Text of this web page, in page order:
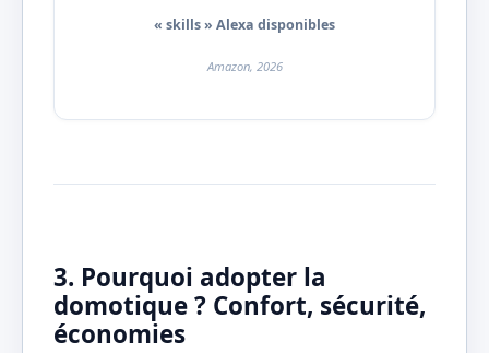
« skills » Alexa disponibles
Amazon, 2026
3. Pourquoi adopter la
domotique ? Confort, sécurité,
économies